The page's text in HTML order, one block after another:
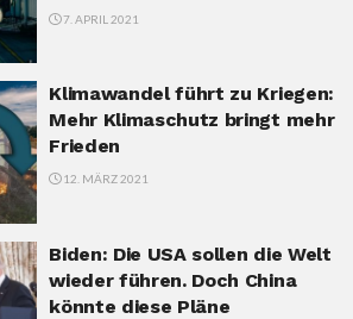
7. APRIL 2021
Klimawandel führt zu Kriegen:
Mehr Klimaschutz bringt mehr
Frieden
12. MÄRZ 2021
Biden: Die USA sollen die Welt
wieder führen. Doch China
könnte diese Pläne